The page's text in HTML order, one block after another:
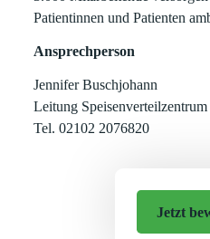
Patientinnen und Patienten
Ansprechperson
Jennifer Buschjohann
Leitung Speisenverteilzentrum
Tel. 02102 2076820
Jetzt